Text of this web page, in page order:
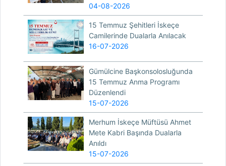
04-08-2026
15 Temmuz Şehitleri İskeçe
Camilerinde Dualarla Anılacak
16-07-2026
Gümülcine Başkonsolosluğunda
15 Temmuz Anma Programı
Düzenlendi
15-07-2026
Merhum İskeçe Müftüsü Ahmet
Mete Kabri Başında Dualarla
Anıldı
15-07-2026